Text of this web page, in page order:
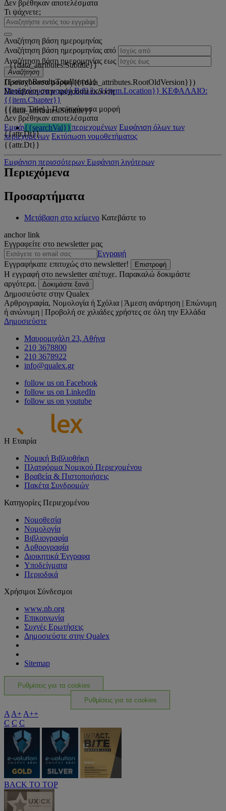
Δεν βρέθηκαν αποτελέσματα
Τι ψάχνετε;
Αναζήτηση βάση ημερομηνίας
Αναζήτηση βάση ημερομηνίας από
Αναζήτηση βάση ημερομηνίας εως
Αναζήτηση
{{searchResultsTotalItems}}
Προϊσχύουσα μορφή Βιβλίο: {{item.Location}} ΚΕΦΑΛΑΙΟ:
{{item.Chapter}}
{{item.Title}} Προϊσχύουσα μορφή
Δεν βρέθηκαν αποτελέσματα
Εμφάνιση όλων των περιεχομένων Εμφάνιση όλων των
περιεχομένων Εκτύπωση νομοθετήματος
{{data_attributes.Subtitle}}
Προϊσχύουσα μορφή ({{data_attributes.RootOldVersion}})
Μετάβαση στην τρέχουσα έκδοση
{{data_attributes.Subtitle}}
{{searchVal}}
{{attr.Dt}}
Εμφάνιση περισσότερων Εμφάνιση λιγότερων
{{attr.Dt}}
Περιεχόμενα
Προσαρτήματα
Μετάβαση στο κείμενο Κατεβάστε το
anchor link
Εγγραφείτε στο newsletter μας
Εγγραφή
Εγγραφήκατε επιτυχώς στο newsletter!
Επιστροφή
Η εγγραφή στο newsletter απέτυχε. Παρακαλώ δοκιμάστε
αργότερα.
Δοκιμάστε ξανά
Δημοσιεύστε στην Qualex
Αρθρογραφία, Νομολογία ή Σχόλια | Άμεση ανάρτηση | Επώνυμη
ή ανώνυμη | Προβολή σε χιλιάδες χρήστες σε όλη την Ελλάδα
Δημοσιεύστε
Μαυρομιχάλη 23, Αθήνα
210 3678800
210 3678922
info@qualex.gr
follow us on Facebook
follow us on LinkedIn
follow us on youtube
Η Εταιρία
Νομική Βιβλιοθήκη
Πλατφόρμα Νομικού Περιεχομένου
Βραβεία & Πιστοποιήσεις
Πακέτα Συνδρομών
Κατηγορίες Περιεχομένου
Νομοθεσία
Νομολογία
Βιβλιογραφία
Αρθρογραφία
Διοικητικά Έγγραφα
Υποδείγματα
Περιοδικά
Χρήσιμοι Σύνδεσμοι
www.nb.org
Επικοινωνία
Συχνές Ερωτήσεις
Δημοσιεύστε στην Qualex
Sitemap
Ρυθμίσεις για τα cookies
Ρυθμίσεις για τα cookies
A A+ A++
C C C
BACK TO TOP